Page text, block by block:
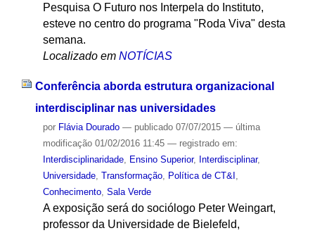
Pesquisa O Futuro nos Interpela do Instituto,
esteve no centro do programa "Roda Viva" desta
semana.
Localizado em NOTÍCIAS
Conferência aborda estrutura organizacional
interdisciplinar nas universidades
por Flávia Dourado — publicado07/07/2015 — última
modificação01/02/2016 11:45 — registrado em:
Interdisciplinaridade, Ensino Superior, Interdisciplinar,
Universidade, Transformação, Política de CT&I
Conhecimento, Sala Verde
A exposição será do sociólogo Peter Weingart,
professor da Universidade de Bielefeld,